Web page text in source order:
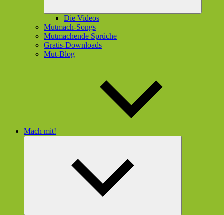
Die Videos
Mutmach-Songs
Mutmachende Sprüche
Gratis-Downloads
Mut-Blog
Mach mit!